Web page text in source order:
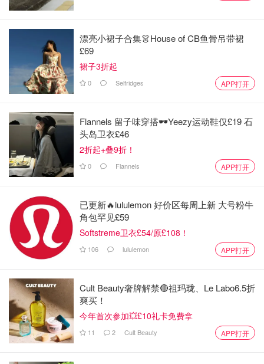
图片来自于@平凡无奇
漂亮小裙子合集👗House of CB鱼骨吊带裙
£69
裙子3折起
0 Selfridges APP打开
Flannels 留子味穿搭🕶️Yeezy运动鞋仅£19 石
头岛卫衣£46
2折起+叠9折！
0 Flannels APP打开
已更新🔥lululemon 好价区每周上新 大号粉牛
角包罕见£59
Softstreme卫衣£54/原£108！
106 lululemon APP打开
Cult Beauty奢牌解禁🔴祖玛珑、Le Labo6.5折
爽买！
今年首次参加💥£10礼卡免费拿
11 2 Cult Beauty APP打开